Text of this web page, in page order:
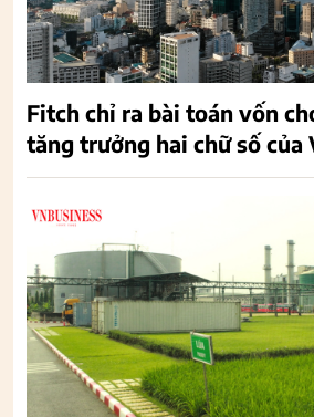
Fitch chỉ ra bài toán vốn
tăng trưởng hai chữ số của